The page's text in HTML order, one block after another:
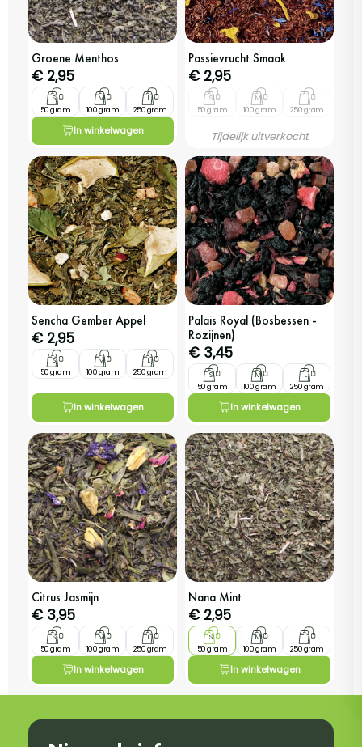
Groene Menthos
€ 2,95
S
50 gram
M
100 gram
L
250 gram
In winkelwagen
Passievrucht Smaak
€ 2,95
S
50 gram
M
100 gram
L
250 gram
Tijdelijk uitverkocht
Sencha Gember Appel
€ 2,95
S
50 gram
M
100 gram
L
250 gram
In winkelwagen
Palais Royal (bosbessen -
Rozijnen)
€ 3,45
S
50 gram
M
100 gram
L
250 gram
In winkelwagen
Citrus Jasmijn
€ 3,95
S
50 gram
M
100 gram
L
250 gram
In winkelwagen
Nana Mint
€ 2,95
S
50 gram
M
100 gram
L
250 gram
In winkelwagen